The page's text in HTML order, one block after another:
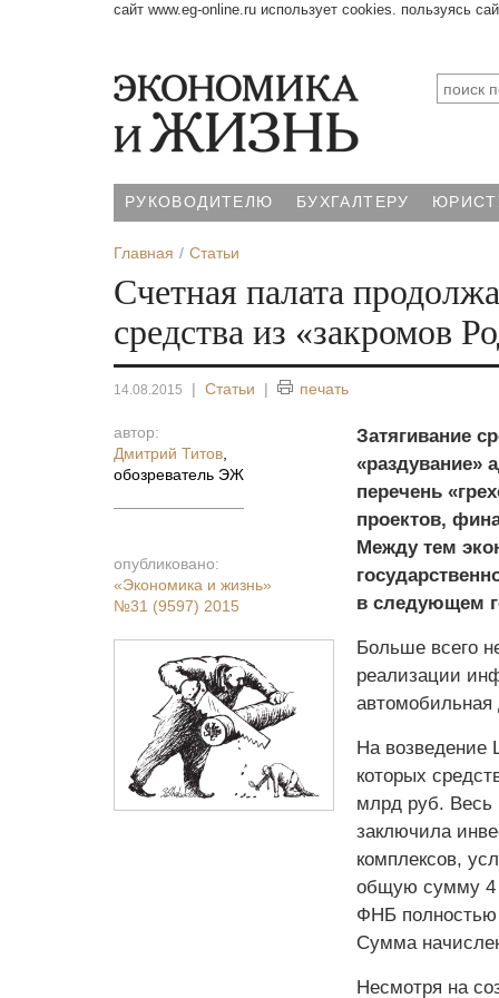
сайт www.eg-online.ru использует cookies. пользуясь
РУКОВОДИТЕЛЮ БУХГАЛТЕРУ
Главная Статьи
Счетная палата
средства из «закромов
14.08.2015 | Статьи | печать
автор:
Дмитрий Титов
обозреватель ЭЖ
опубликовано:
«Экономика и жизнь»
№31 (9597) 2015
Затягивание
«раздувание»
перечень
проектов,
Между тем
в следующем
Больше всего
реализации
автомобильная
На возведение
которых
млрд руб. Весь
заключила
комплексов,
общую сумму 4
ФНБ полностью
Сумма
Несмотря на